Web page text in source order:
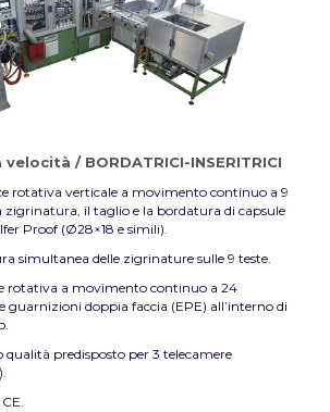
velocità / BORDATRICI-INSERITRICI
rotativa verticale a movimento continuo a 9
zigrinatura, il taglio e la bordatura di capsule
Proof (Ø28×18 e simili).
simultanea delle zigrinature sulle 9 teste.
rotativa a movimento continuo a 24
guarnizioni doppia faccia (EPE) all’interno di
qualità predisposto per 3 telecamere